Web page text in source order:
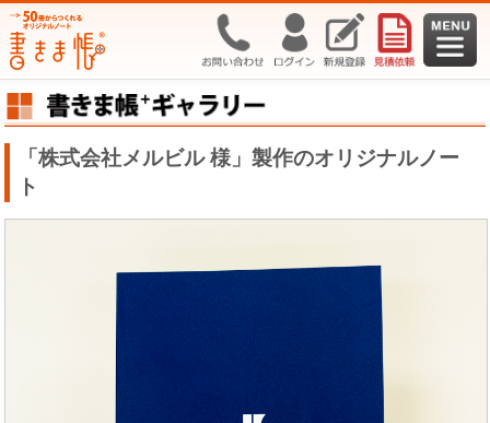
「株式会社メルビル 様」製作のオリジナルノー
ト